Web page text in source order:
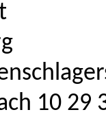
10 29